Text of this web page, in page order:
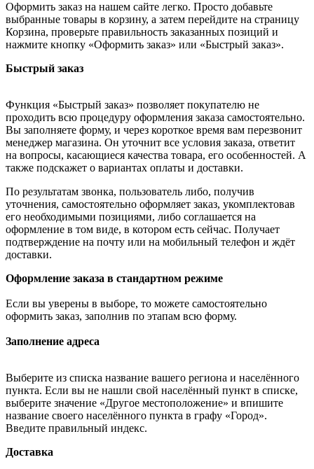
Оформить заказ на нашем сайте легко. Просто добавьте
выбранные товары в корзину, а затем перейдите на страницу
Корзина, проверьте правильность заказанных позиций и
нажмите кнопку «Оформить заказ» или «Быстрый заказ».
Быстрый заказ
Функция «Быстрый заказ» позволяет покупателю не
проходить всю процедуру оформления заказа самостоятельно.
Вы заполняете форму, и через короткое время вам перезвонит
менеджер магазина. Он уточнит все условия заказа, ответит
на вопросы, касающиеся качества товара, его особенностей. А
также подскажет о вариантах оплаты и доставки.
По результатам звонка, пользователь либо, получив
уточнения, самостоятельно оформляет заказ, укомплектовав
его необходимыми позициями, либо соглашается на
оформление в том виде, в котором есть сейчас. Получает
подтверждение на почту или на мобильный телефон и ждёт
доставки.
Оформление заказа в стандартном режиме
Если вы уверены в выборе, то можете самостоятельно
оформить заказ, заполнив по этапам всю форму.
Заполнение адреса
Выберите из списка название вашего региона и населённого
пункта. Если вы не нашли свой населённый пункт в списке,
выберите значение «Другое местоположение» и впишите
название своего населённого пункта в графу «Город».
Введите правильный индекс.
Доставка